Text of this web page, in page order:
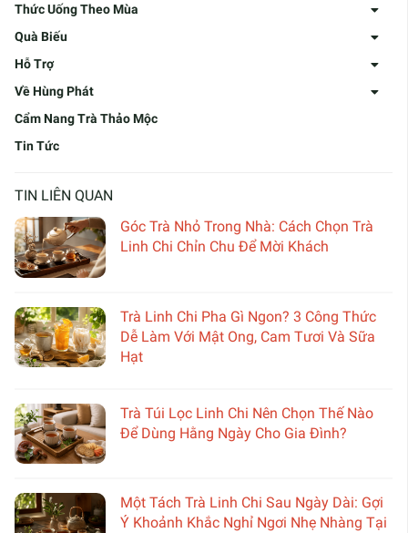
Thức Uống Theo Mùa
Quà Biếu
Hỗ Trợ
Về Hùng Phát
Cẩm Nang Trà Thảo Mộc
Tin Tức
TIN LIÊN QUAN
Góc Trà Nhỏ Trong Nhà: Cách Chọn Trà
Linh Chi Chỉn Chu Để Mời Khách
Trà Linh Chi Pha Gì Ngon? 3 Công Thức
Dễ Làm Với Mật Ong, Cam Tươi Và Sữa
Hạt
Trà Túi Lọc Linh Chi Nên Chọn Thế Nào
Để Dùng Hằng Ngày Cho Gia Đình?
Một Tách Trà Linh Chi Sau Ngày Dài: Gợi
Ý Khoảnh Khắc Nghỉ Ngơi Nhẹ Nhàng Tại